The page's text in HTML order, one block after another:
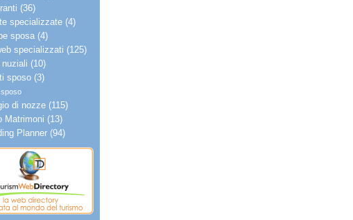
(36)
specializzate (4)
sposa (4)
specializzati (125)
nuziali (10)
sposo (3)
sposo
di nozze (115)
Matrimoni (13)
Planner (94)